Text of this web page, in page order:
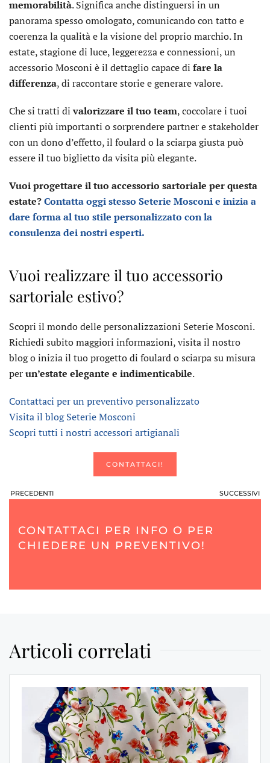
memorabilità. Significa anche distinguersi in un
panorama spesso omologato, comunicando con tatto e
coerenza la qualità e la visione del proprio marchio. In
estate, stagione di luce, leggerezza e connessioni, un
accessorio Mosconi è il dettaglio capace di fare la
differenza, di raccontare storie e generare valore.
Che si tratti divalorizzare il tuo team, coccolare i tuoi
clienti più importanti o sorprendere partner e stakeholder
con un dono d’effetto, il foulard o la sciarpa giusta può
essere il tuo biglietto da visita più elegante.
Vuoi progettare il tuo accessorio sartoriale per questa
estate?Contatta oggi stesso Seterie Mosconi e inizia a
dare forma al tuo stile personalizzato con la
consulenza dei nostri esperti.
Vuoi realizzare il tuo accessorio
sartoriale estivo?
Scopri il mondo delle personalizzazioni Seterie Mosconi.
Richiedi subito maggiori informazioni, visita il nostro
blog o inizia il tuo progetto di foulard o sciarpa su misura
perun’estate elegante e indimenticabile.
Contattaci per un preventivo personalizzato
Visita il blog Seterie Mosconi
Scopri tutti i nostri accessori artigianali
CONTATTACI!
PRECEDENTI SUCCESSIVI
CONTATTACI PER INFO O PER
CHIEDERE UN PREVENTIVO!
Articoli correlati